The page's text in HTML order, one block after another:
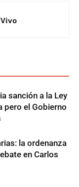
sanción a la Ley
pero el Gobierno
la ordenanza
en Carlos